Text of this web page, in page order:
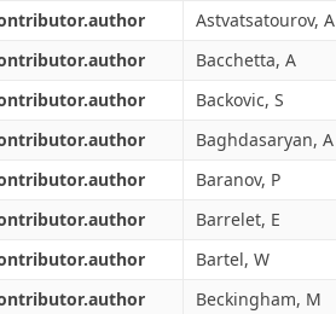
Astvatsatourov, A
Bacchetta, A
Backovic, S
Baghdasaryan, A
Baranov, P
Barrelet, E
Bartel, W
Beckingham, M